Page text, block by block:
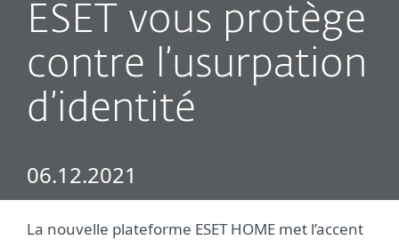
ESET vous protège
contre l’usurpation
d’identité
06.12.2021
La nouvelle plateforme ESET HOME met l’accent